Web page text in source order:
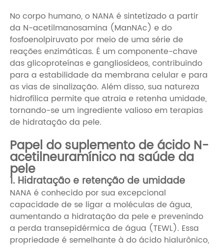
No corpo humano, o NANA é sintetizado a partir
da N-acetilmanosamina (ManNAc) e do
fosfoenolpiruvato por meio de uma série de
reações enzimáticas. É um componente-chave
das glicoproteínas e gangliosídeos, contribuindo
para a estabilidade da membrana celular e para
as vias de sinalização. Além disso, sua natureza
hidrofílica permite que atraia e retenha umidade,
tornando-se um ingrediente valioso em terapias
de hidratação da pele.
Papel do suplemento de ácido N-
acetilneuramínico na saúde da
pele
1. Hidratação e retenção de umidade
NANA é conhecido por sua excepcional
capacidade de se ligar a moléculas de água,
aumentando a hidratação da pele e prevenindo
a perda transepidérmica de água (TEWL). Essa
propriedade é semelhante à do ácido hialurônico,